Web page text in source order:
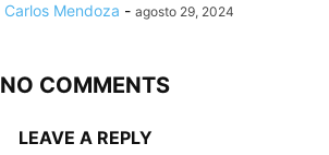
Carlos Mendoza - agosto 29, 2024
NO COMMENTS
LEAVE A REPLY